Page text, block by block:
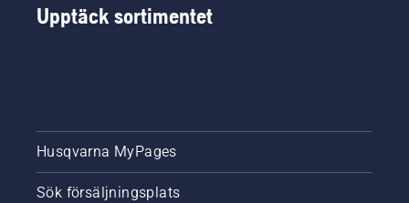
Upptäck sortimentet
Husqvarna MyPages
Sök försäljningsplats